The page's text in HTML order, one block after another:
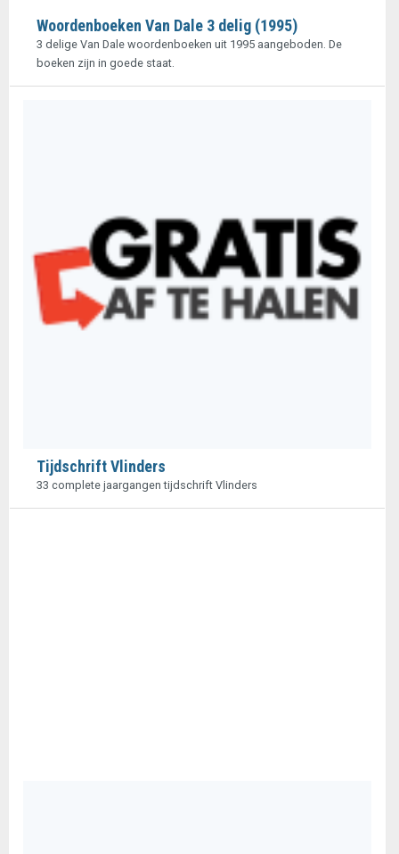
Woordenboeken Van Dale 3 delig (1995)
3 delige Van Dale woordenboeken uit 1995 aangeboden. De
boeken zijn in goede staat.
Tijdschrift Vlinders
33 complete jaargangen tijdschrift Vlinders